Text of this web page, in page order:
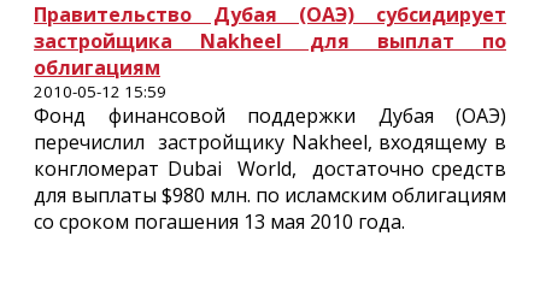
Правительство Дубая (ОАЭ) субсидирует
застройщика Nakheel для выплат по
облигациям
2010-05-12 15:59
Фонд финансовой поддержки Дубая (ОАЭ)
перечислил застройщику Nakheel, входящему в
конгломерат Dubai World, достаточно средств
для выплаты $980 млн. по исламским облигациям
со сроком погашения 13 мая 2010 года.